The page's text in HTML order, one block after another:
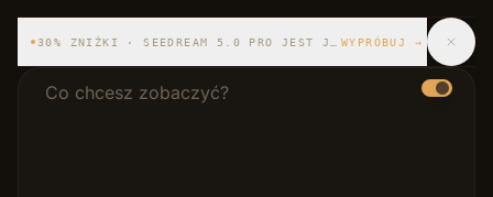
Prompt opisu
30% ZNIŻKI · SEEDREAM 5.0 PRO JEST JUŻ DOSTĘPNY
WYPRÓBUJ →